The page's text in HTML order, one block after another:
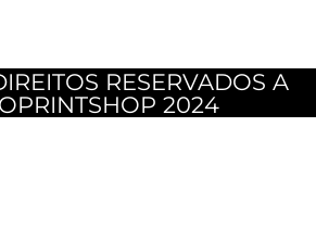
RESERVADOS A
2024